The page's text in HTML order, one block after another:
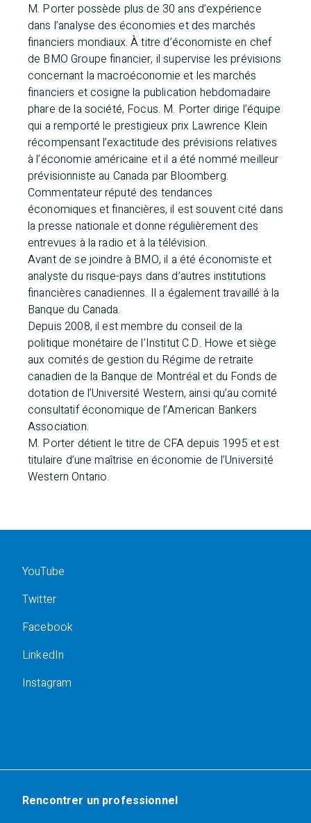
M. Porter possède plus de 30 ans d’expérience
dans l’analyse des économies et des marchés
financiers mondiaux. À titre d’économiste en chef
de BMO Groupe financier, il supervise les prévisions
concernant la macroéconomie et les marchés
financiers et cosigne la publication hebdomadaire
phare de la société, Focus. M. Porter dirige l’équipe
qui a remporté le prestigieux prix Lawrence Klein
récompensant l’exactitude des prévisions relatives
à l’économie américaine et il a été nommé meilleur
prévisionniste au Canada par Bloomberg.
Commentateur réputé des tendances
économiques et financières, il est souvent cité dans
la presse nationale et donne régulièrement des
entrevues à la radio et à la télévision.
Avant de se joindre à BMO, il a été économiste et
analyste du risque-pays dans d’autres institutions
financières canadiennes. Il a également travaillé à la
Banque du Canada.
Depuis 2008, il est membre du conseil de la
politique monétaire de l’Institut C.D. Howe et siège
aux comités de gestion du Régime de retraite
canadien de la Banque de Montréal et du Fonds de
dotation de l’Université Western, ainsi qu’au comité
consultatif économique de l’American Bankers
Association.
M. Porter détient le titre de CFA depuis 1995 et est
titulaire d’une maîtrise en économie de l’Université
Western Ontario.
YouTube
Twitter
Facebook
LinkedIn
Instagram
Rencontrer un professionnel